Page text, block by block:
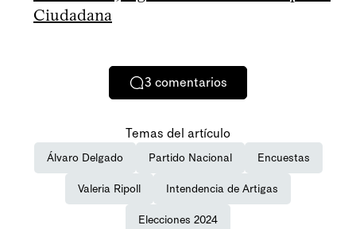
Ciudadana
3 comentarios
Temas del artículo
Álvaro Delgado Partido Nacional Encuestas
Valeria Ripoll Intendencia de Artigas
Elecciones 2024